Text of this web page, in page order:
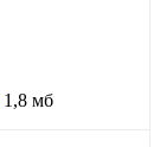
1,8 мб